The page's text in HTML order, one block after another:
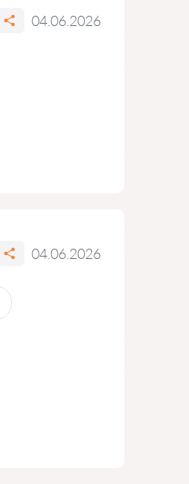
04.06.2026
04.06.2026